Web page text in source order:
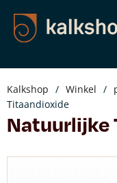
Kalkshop / Winkel /
Titaandioxide
Natuurlijke